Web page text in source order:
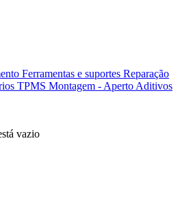
Ferramentas e suportes Reparação
TPMS Montagem - Aperto Aditivos
vazio